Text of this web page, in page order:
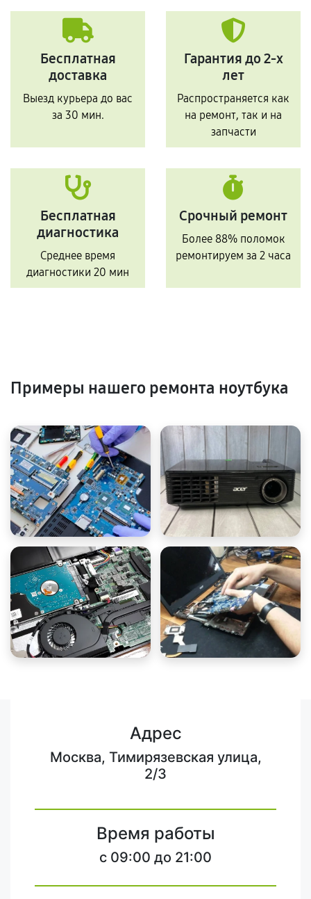
Бесплатная
доставка
Выезд курьера до вас
за 30 мин.
Гарантия до 2-х
лет
Распространяется как
на ремонт, так и на
запчасти
Бесплатная
диагностика
Среднее время
диагностики 20 мин
Срочный ремонт
Более 88% поломок
ремонтируем за 2 часа
Примеры нашего ремонта ноутбука
Адрес
Москва, Тимирязевская улица,
2/3
Время работы
c 09:00 до 21:00